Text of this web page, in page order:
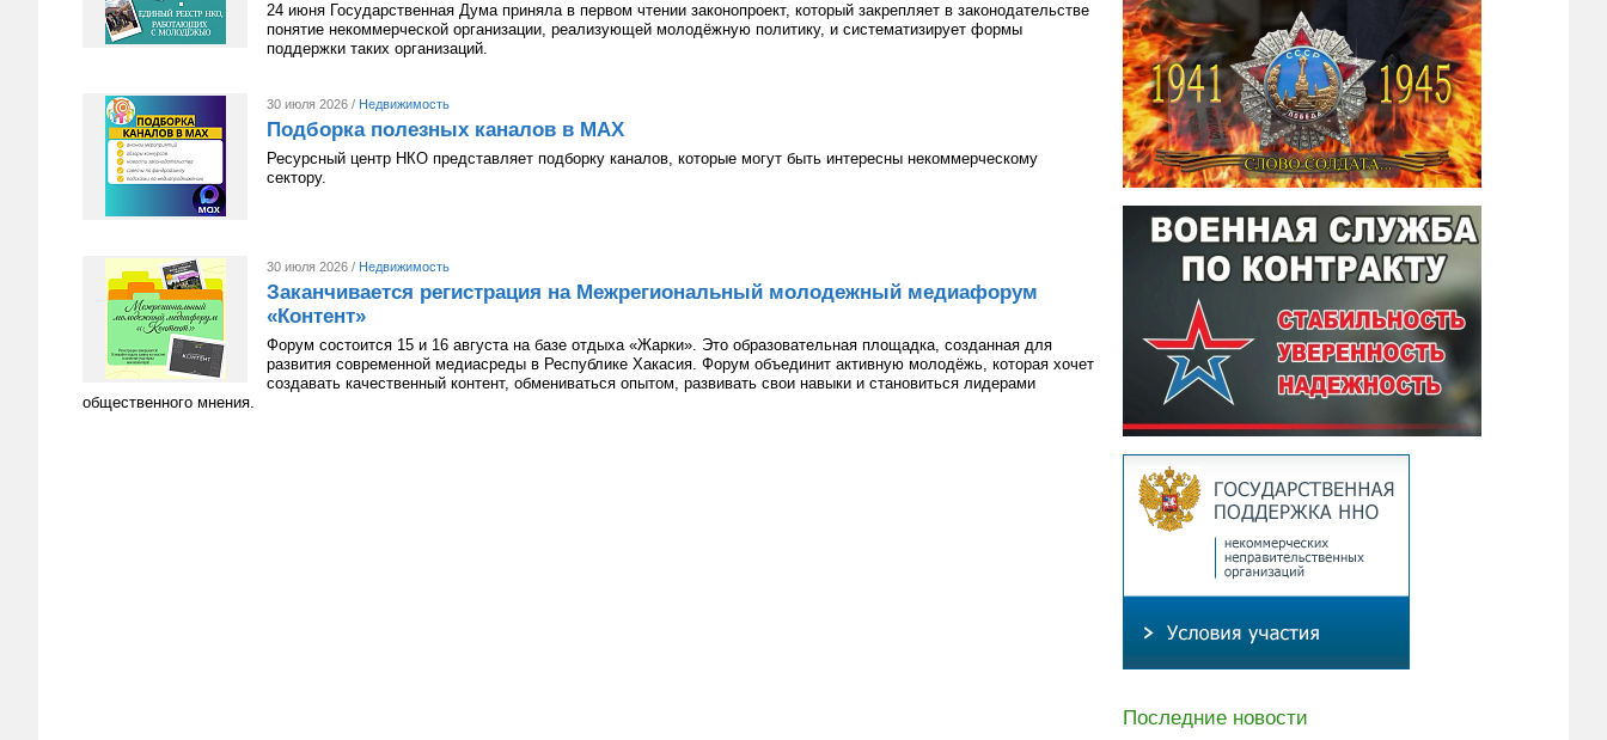
24 июня Государственная Дума приняла в первом чтении законопроект, который закрепляет в законодательстве
понятие некоммерческой организации, реализующей молодёжную политику, и систематизирует формы
поддержки таких организаций.
30 июля 2026 / Недвижимость
Подборка полезных каналов в МАХ
Ресурсный центр НКО представляет подборку каналов, которые могут быть интересны некоммерческому
сектору.
30 июля 2026 / Недвижимость
Заканчивается регистрация на Межрегиональный молодежный медиафорум
«Контент»
Форум состоится 15 и 16 августа на базе отдыха «Жарки». Это образовательная площадка, созданная для
развития современной медиасреды в Республике Хакасия. Форум объединит активную молодёжь, которая хочет
создавать качественный контент, обмениваться опытом, развивать свои навыки и становиться лидерами
общественного мнения.
Последние новости